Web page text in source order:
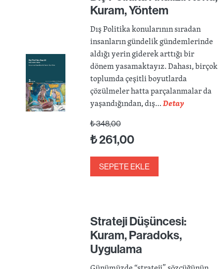
Kuram, Yöntem
Dış Politika konularının sıradan
insanların gündelik gündemlerinde
aldığı yerin giderek arttığı bir
dönem yasamaktayız. Dahası, birçok
toplumda çeşitli boyutlarda
çözülmeler hatta parçalanmalar da
yaşandığından, dış…Detay
₺348,00
₺261,00
SEPETE EKLE
Strateji Düşüncesi:
Kuram, Paradoks,
Uygulama